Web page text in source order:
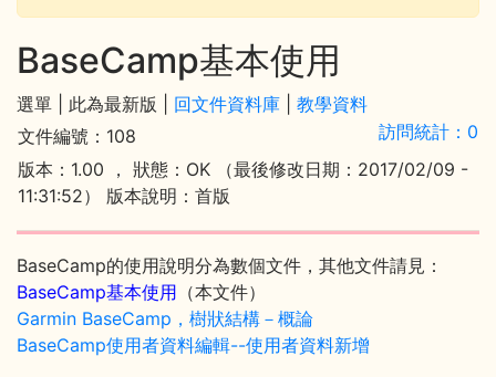
BaseCamp基本使用
選單 | 此為最新版 | 回文件資料庫
教學資料
文件編號：108
訪問統計：0
版本：1.00 ， 狀態：OK （最後修改日期：2017/02/09 -
11:31:52） 版本說明：首版
BaseCamp的使用說明分為數個文件，其他文件請見：
BaseCamp基本使用 （本文件）
Garmin BaseCamp，樹狀結構－概論
BaseCamp使用者資料編輯--使用者資料新增